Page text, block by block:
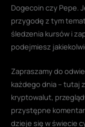
Dogecoin czy Pepe.
przygodę z tym
śledzenia kursów i
podejmiesz
Zapraszamy do
każdego dnia – tutaj
kryptowalut,
przystępne
dzieje się w świecie